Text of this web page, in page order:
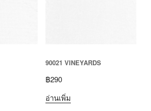
90021 VINEYARDS
฿290
อ่านเพิ่ม